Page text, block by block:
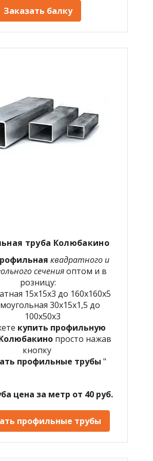
Заказать балку
труба Колюбакино
квадратного и
сеченияоптом и в
розницу:
15х15х3 до 160х160х5
30х15х1,5 до
100х50х3
купить профильную
просто нажав
кнопку
профильные трубы "
цена за метр от 40 руб.
профильные трубы